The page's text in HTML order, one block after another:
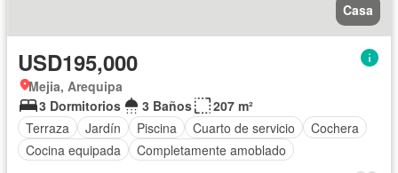
Casa
USD195,000
Mejia, Arequipa
3 Dormitorios
3 Baños
207 m²
Terraza
Jardín Piscina Cuarto de servicio
Cochera
Cocina equipada
Completamente amoblado